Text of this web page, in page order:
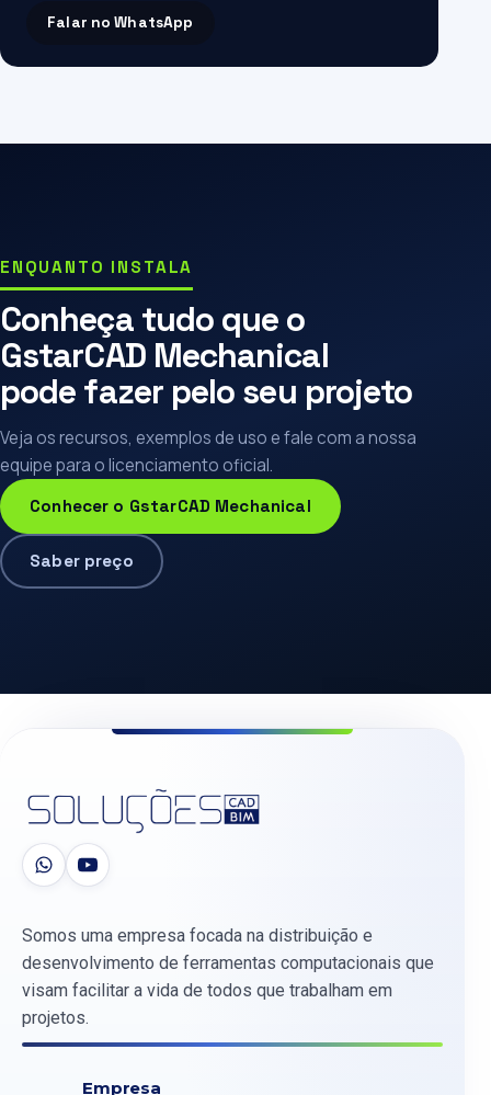
Falar no WhatsApp
ENQUANTO INSTALA
Conheça tudo que o
GstarCAD Mechanical
pode fazer pelo seu projeto
Veja os recursos, exemplos de uso e fale com a nossa
equipe para o licenciamento oficial.
Conhecer o GstarCAD Mechanical
Saber preço
Somos uma empresa focada na distribuição e
desenvolvimento de ferramentas computacionais que
visam facilitar a vida de todos que trabalham em
projetos.
Empresa